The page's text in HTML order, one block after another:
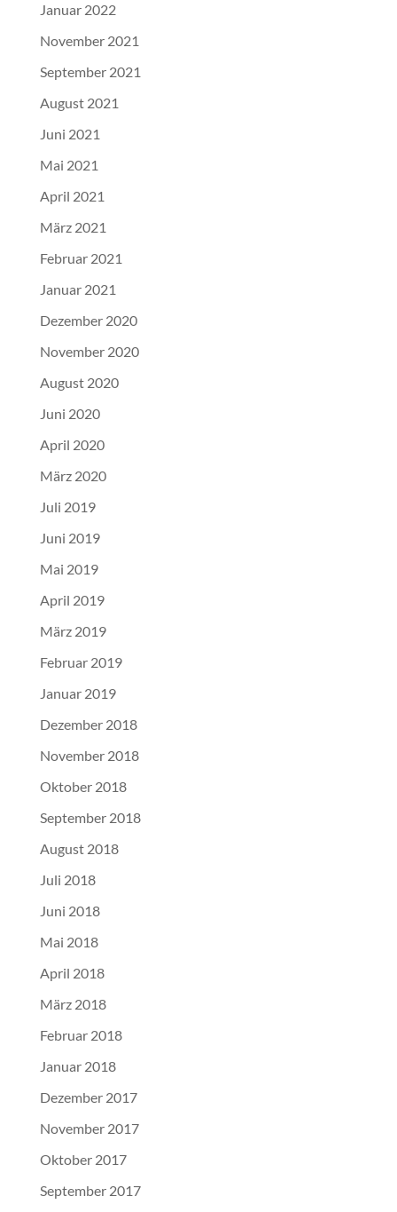
Januar 2022
November 2021
September 2021
August 2021
Juni 2021
Mai 2021
April 2021
März 2021
Februar 2021
Januar 2021
Dezember 2020
November 2020
August 2020
Juni 2020
April 2020
März 2020
Juli 2019
Juni 2019
Mai 2019
April 2019
März 2019
Februar 2019
Januar 2019
Dezember 2018
November 2018
Oktober 2018
September 2018
August 2018
Juli 2018
Juni 2018
Mai 2018
April 2018
März 2018
Februar 2018
Januar 2018
Dezember 2017
November 2017
Oktober 2017
September 2017